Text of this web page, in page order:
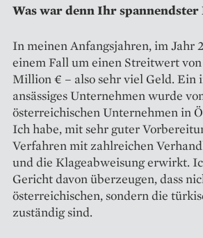
Was war denn Ihr spannendster
In meinen Anfangsjahren, im Jahr
einem Fall um einen Streitwert
Million € – also sehr viel Geld. Ein
ansässiges Unternehmen wurde
österreichischen Unternehmen in
Ich habe, mit sehr guter
Verfahren mit zahlreichen
und die Klageabweisung erwirkt.
Gericht davon überzeugen, dass
österreichischen, sondern die
zuständig sind.